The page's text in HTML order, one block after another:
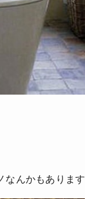
なんかもあります